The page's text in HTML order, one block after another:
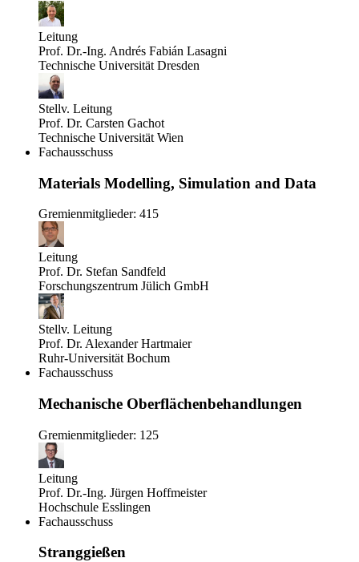
Leitung
Prof. Dr.-Ing. Andrés Fabián Lasagni
Technische Universität Dresden
Stellv. Leitung
Prof. Dr. Carsten Gachot
Technische Universität Wien
Fachausschuss
Materials Modelling, Simulation and Data
Gremienmitglieder: 415
Leitung
Prof. Dr. Stefan Sandfeld
Forschungszentrum Jülich GmbH
Stellv. Leitung
Prof. Dr. Alexander Hartmaier
Ruhr-Universität Bochum
Fachausschuss
Mechanische Oberflächenbehandlungen
Gremienmitglieder: 125
Leitung
Prof. Dr.-Ing. Jürgen Hoffmeister
Hochschule Esslingen
Fachausschuss
Stranggießen